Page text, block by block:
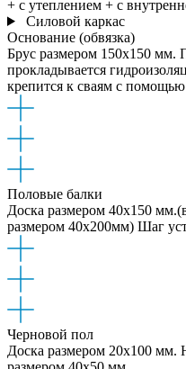
+ с утеплением + с
Силовой каркас
Основание (обвязка)
Брус размером 150x150 мм.
прокладывается
крепится к сваям с
Половые балки
Доска размером 40x150
размером 40x200мм) Шаг
Черновой пол
Доска размером 20x100 мм.